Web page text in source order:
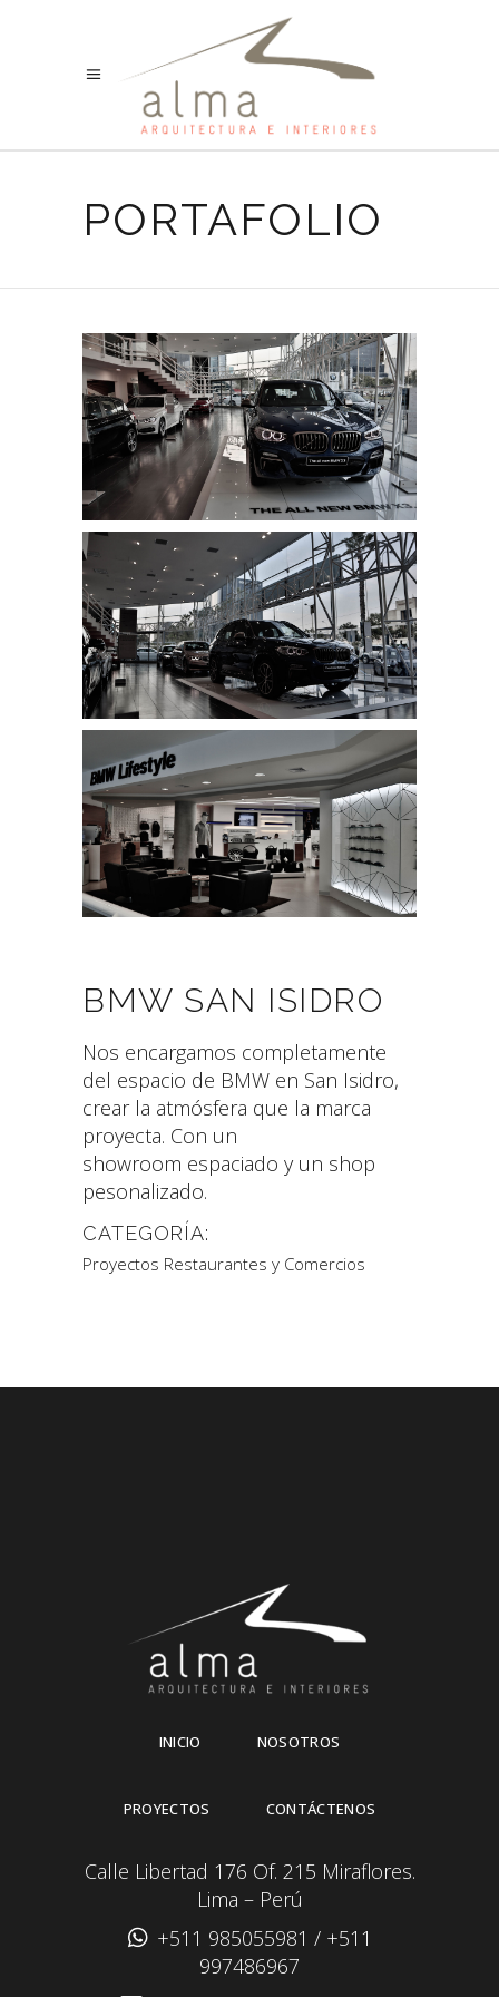
PORTAFOLIO
BMW SAN ISIDRO
Nos encargamos completamente
del espacio de BMW en San Isidro,
crear la atmósfera que la marca
proyecta. Con un
showroom espaciado y un shop
pesonalizado.
CATEGORÍA:
Proyectos Restaurantes y Comercios
INICIO NOSOTROS
PROYECTOS CONTÁCTENOS
Calle Libertad 176 Of. 215 Miraflores.
Lima – Perú
+511 985055981 / +511
997486967